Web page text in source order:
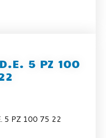
5 PZ 100
5 PZ 100 75 22